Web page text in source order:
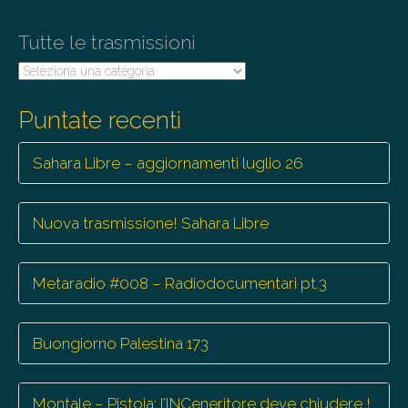
n
Tutte le trasmissioni
Tutte
Puntate recenti
Sahara Libre – aggiornamenti luglio 26
Nuova trasmissione! Sahara Libre
Metaradio #008 – Radiodocumentari pt.3
Buongiorno Palestina 173
Montale – Pistoia: l’INCeneritore deve chiudere !